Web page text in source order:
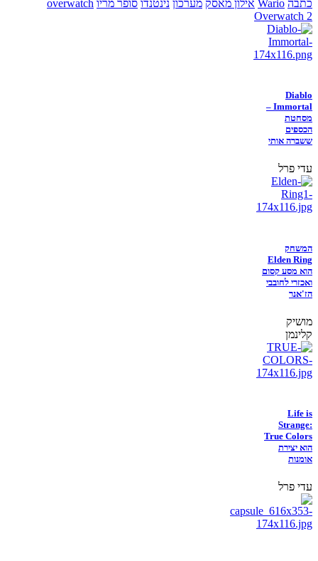
כתבה Wario אילון מאסק מערכון נינטנדו סופר מריו overwatch
Overwatch 2
Diablo
Immortal –
מסחטת
הכספים
ששברה אותי
עדי פרל
המשחק
Elden Ring
הוא מסע קסום
ואכזרי לחובבי
הז'אנר
מושיק
קלינמן
Life is
Strange:
True Colors
הוא יצירת
אומנות
עדי פרל